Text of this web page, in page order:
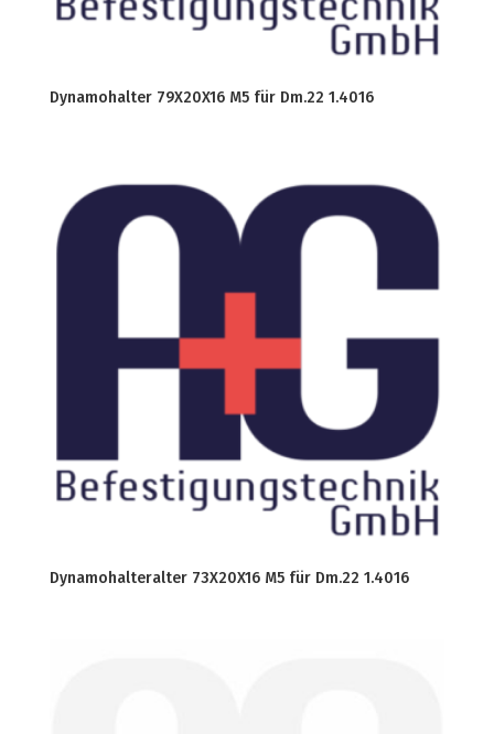
Dynamohalter 79X20X16 M5 für Dm.22 1.4016
Dynamohalteralter 73X20X16 M5 für Dm.22 1.4016